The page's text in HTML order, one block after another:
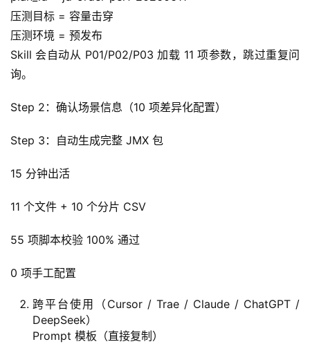
运
营
记
验
程
软
应
服
压测目标 = 容量击穿
压测环境 = 预发布
Skill 会自动从 P01/P02/P03 加载 11 项参数，跳过重复问
询。
Step 2：确认场景信息（10 项差异化配置）
Step 3：自动生成完整 JMX 包
15 分钟出活
11 个文件 + 10 个分片 CSV
55 项脚本校验 100% 通过
0 项手工配置
跨平台使用（Cursor / Trae / Claude / ChatGPT /
DeepSeek）
Prompt 模板（直接复制）